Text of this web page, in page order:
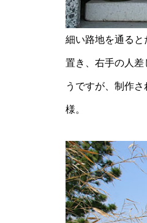
細い路地を通る
置き、右手の人
うですが、制作
様。